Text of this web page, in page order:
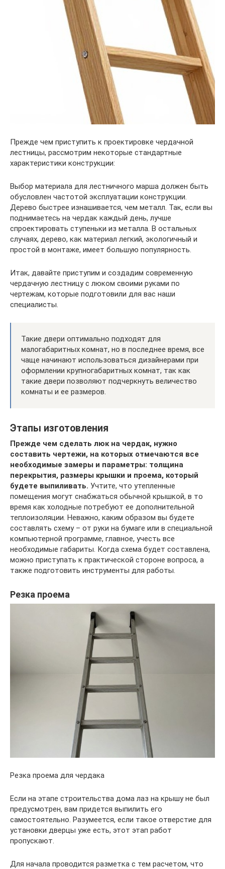
Прежде чем приступить к проектировке чердачной
лестницы, рассмотрим некоторые стандартные
характеристики конструкции:
Выбор материала для лестничного марша должен быть
обусловлен частотой эксплуатации конструкции.
Дерево быстрее изнашивается, чем металл. Так, если вы
поднимаетесь на чердак каждый день, лучше
спроектировать ступеньки из металла. В остальных
случаях, дерево, как материал легкий, экологичный и
простой в монтаже, имеет большую популярность.
Итак, давайте приступим и создадим современную
чердачную лестницу с люком своими руками по
чертежам, которые подготовили для вас наши
специалисты.
Такие двери оптимально подходят для
малогабаритных комнат, но в последнее время, все
чаще начинают использоваться дизайнерами при
оформлении крупногабаритных комнат, так как
такие двери позволяют подчеркнуть величество
комнаты и ее размеров.
Этапы изготовления
Прежде чем сделать люк на чердак, нужно
составить чертежи, на которых отмечаются все
необходимые замеры и параметры: толщина
перекрытия, размеры крышки и проема, который
будете выпиливать. Учтите, что утепленные
помещения могут снабжаться обычной крышкой, в то
время как холодные потребуют ее дополнительной
теплоизоляции. Неважно, каким образом вы будете
составлять схему – от руки на бумаге или в специальной
компьютерной программе, главное, учесть все
необходимые габариты. Когда схема будет составлена,
можно приступать к практической стороне вопроса, а
также подготовить инструменты для работы.
Резка проема
Резка проема для чердака
Если на этапе строительства дома лаз на крышу не был
предусмотрен, вам придется выпилить его
самостоятельно. Разумеется, если такое отверстие для
установки дверцы уже есть, этот этап работ
пропускают.
Для начала проводится разметка с тем расчетом, что